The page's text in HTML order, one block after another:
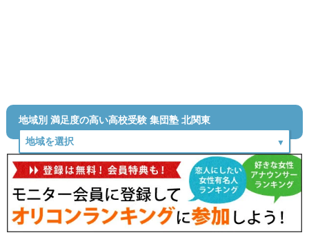
地域別 満足度の高い高校受験 集団塾 北関東